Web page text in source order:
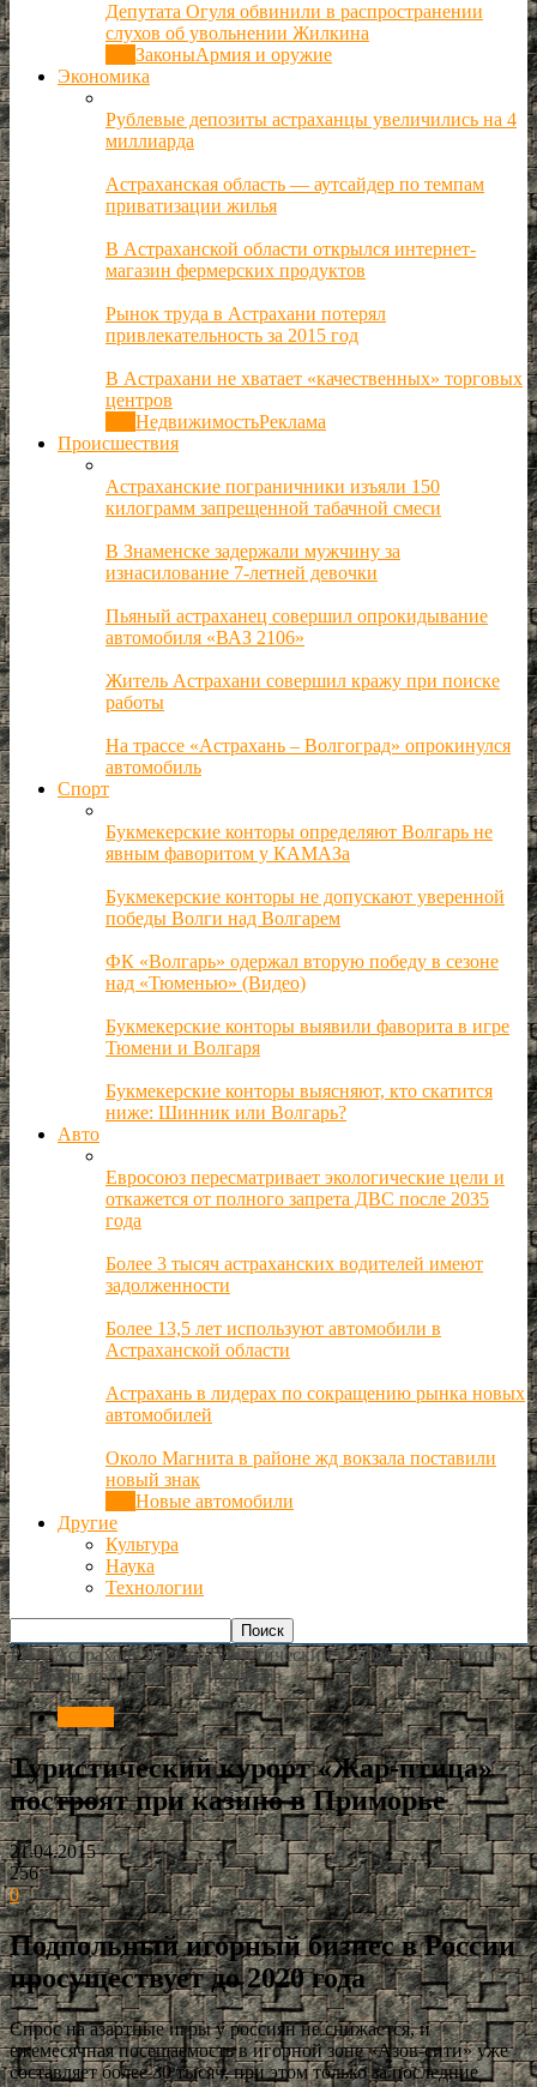
Депутата Огуля обвинили в распространении
слухов об увольнении Жилкина
ЗаконыАрмия и оружие
Экономика
Рублевые депозиты астраханцы увеличились на 4
миллиарда
Астраханская область — аутсайдер по темпам
приватизации жилья
В Астраханской области открылся интернет-
магазин фермерских продуктов
Рынок труда в Астрахани потерял
привлекательность за 2015 год
В Астрахани не хватает «качественных» торговых
центров
НедвижимостьРеклама
Происшествия
Астраханские пограничники изъяли 150
килограмм запрещенной табачной смеси
В Знаменске задержали мужчину за
изнасилование 7-летней девочки
Пьяный астраханец совершил опрокидывание
автомобиля «ВАЗ 2106»
Житель Астрахани совершил кражу при поиске
работы
На трассе «Астрахань – Волгоград» опрокинулся
автомобиль
Спорт
Букмекерские конторы определяют Волгарь не
явным фаворитом у КАМАЗа
Букмекерские конторы не допускают уверенной
победы Волги над Волгарем
ФК «Волгарь» одержал вторую победу в сезоне
над «Тюменью» (Видео)
Букмекерские конторы выявили фаворита в игре
Тюмени и Волгаря
Букмекерские конторы выясняют, кто скатится
ниже: Шинник или Волгарь?
Авто
Евросоюз пересматривает экологические цели и
откажется от полного запрета ДВС после 2035
года
Более 3 тысяч астраханских водителей имеют
задолженности
Более 13,5 лет используют автомобили в
Астраханской области
Астрахань в лидерах по сокращению рынка новых
автомобилей
Около Магнита в районе жд вокзала поставили
новый знак
Новые автомобили
Другие
Культура
Наука
Технологии
РИА Астрахань Россия Туристический курорт «Жар-птица»
построят при казино в Приморье
Туристический курорт «Жар-птица»
построят при казино в Приморье
21.04.2015
256
0
Подпольный игорный бизнес в России
просуществует до 2020 года
Спрос на азартные игры у россиян не снижается, и
ежемесячная посещаемость в игорной зоне «Азов-сити» уже
составляет более 30 тысяч, при этом только за последние